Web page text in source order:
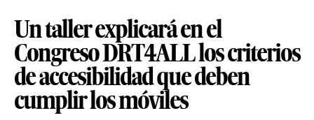
Un taller explicará en el
Congreso DRT4ALL los criterios
de accesibilidad que deben
cumplir los móviles